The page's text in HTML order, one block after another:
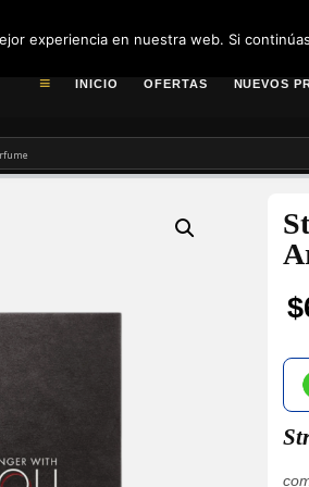
INICIO OFERTAS NUEVOS
$
experiencia en nuestra web. Si